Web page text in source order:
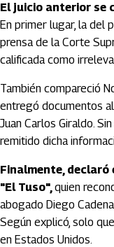
El juicio anterior se
En primer lugar, la del
prensa de la Corte
calificada como
También compareció
entregó documentos
Juan Carlos Giraldo.
remitido dicha
Finalmente, declaró
"El Tuso",quien
abogado Diego
Según explicó, solo
en Estados Unidos.